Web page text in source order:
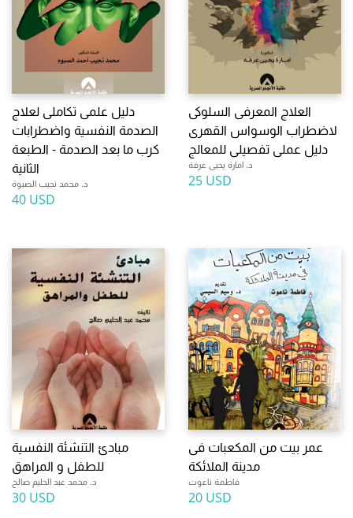
دليل علمى تكاملى لعلاج
الصدمة النفسية واضطرابات
كرب ما بعد الصدمة - الطبعة
الثانية
د. محمد نجيب الصبوة
40 USD
العلاج المعرفى السلوكى
لاضطراب الوسواس القهرى
دليل عملى تفصيلى للمعالج
د. امارة يحيى عرفة
25 USD
مبادئ التنشئة النفسية
للطفل و المراهق
د. محمد عبد الحليم صالح
30 USD
عمر بيت من المكعبات فى
مدينة الملائكة
فاطمة ناعوت
20 USD